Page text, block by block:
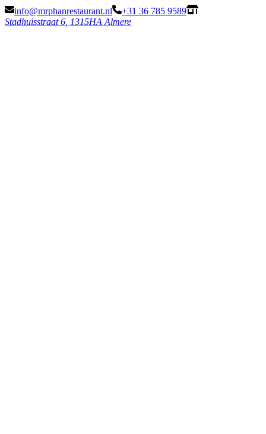
info@mrphanrestaurant.nl
+31 36 785 9589
Stadhuisstraat 6 1315HA Almere